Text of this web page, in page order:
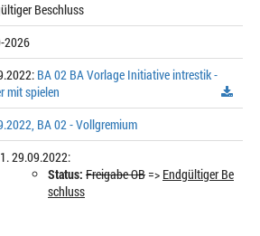
Beschluss
2026
BA 02 BA Vorlage Initiative intrestik -
mit spielen
BA 02 - Vollgremium
29.09.2022:
Status: Freigabe OB=> Endgültiger Be
schluss